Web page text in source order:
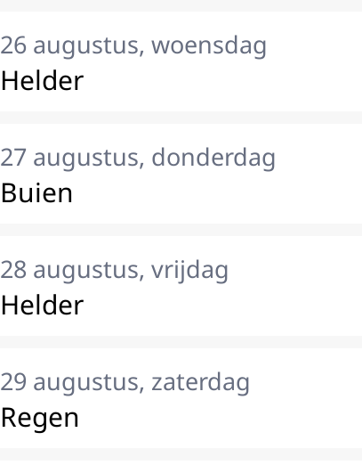
26 augustus, woensdag
Helder
27 augustus, donderdag
Buien
28 augustus, vrijdag
Helder
29 augustus, zaterdag
Regen